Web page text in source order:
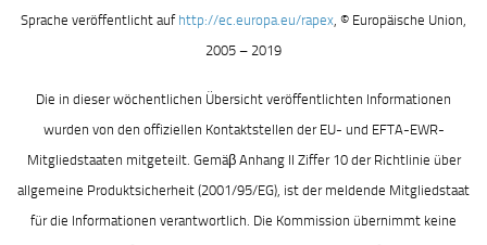
Sprache veröffentlicht auf http://ec.europa.eu/rapex, © Europäische Union,
2005 – 2019
Die in dieser wöchentlichen Übersicht veröffentlichten Informationen
wurden von den offiziellen Kontaktstellen der EU- und EFTA-EWR-
Mitgliedstaaten mitgeteilt. Gemäβ Anhang II Ziffer 10 der Richtlinie über
allgemeine Produktsicherheit (2001/95/EG), ist der meldende Mitgliedstaat
für die Informationen verantwortlich. Die Kommission übernimmt keine